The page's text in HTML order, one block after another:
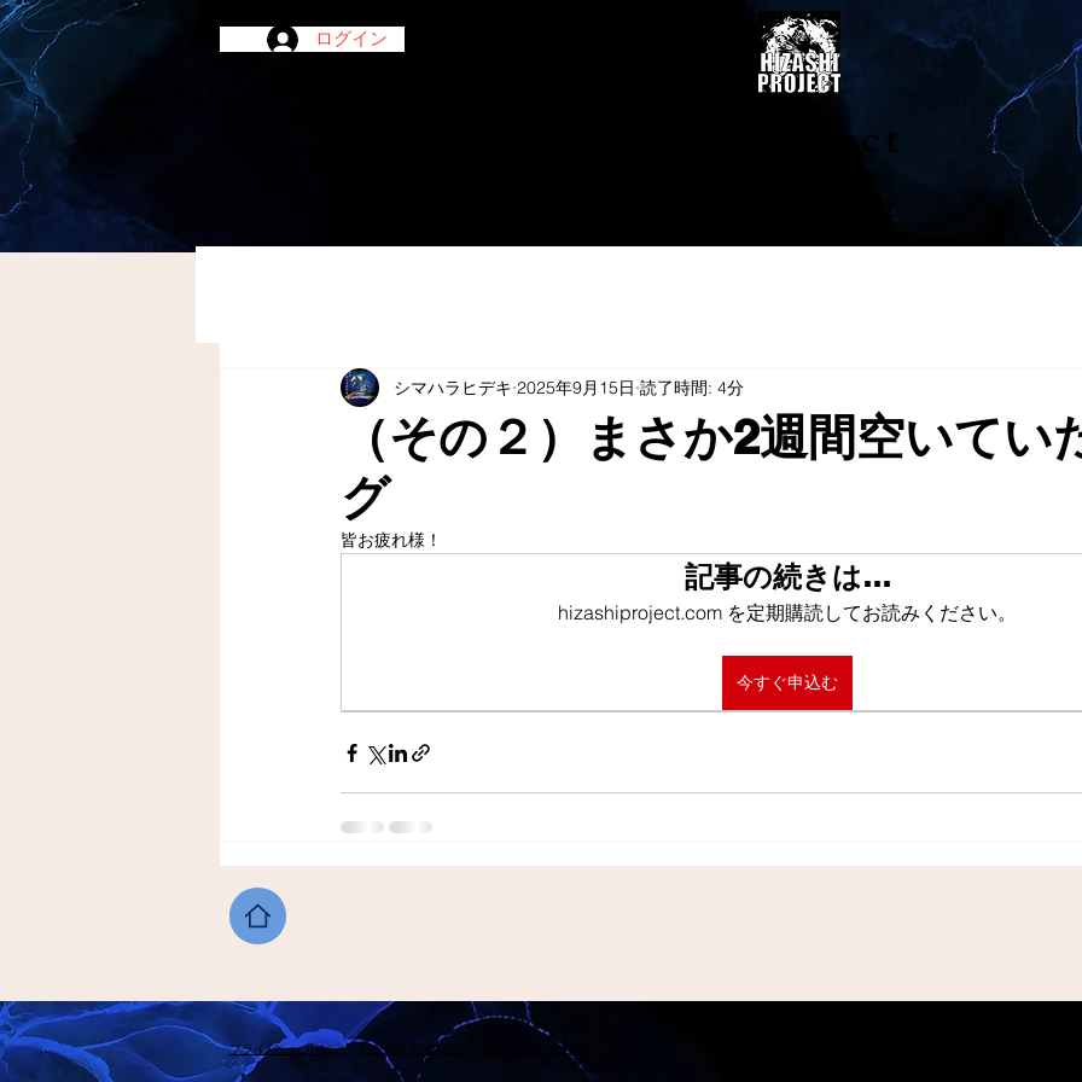
ログイン
陽project
（その２）まさか2週間空いてい
グ
シマハラヒデキ 2025年9月15日 読了時間: 4分
皆お疲れ様！
記事の続きは…
hizashiproject.com を定期購読してお読みください。
今すぐ申込む
​プライバシーポリシー ​特定商取引法に基づく表記 ​お問い合わせ